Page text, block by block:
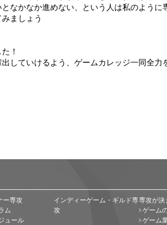
なかなか進めない、という人は私のよう
ましょう
！
していけるよう、ゲームカレッジ一同全力
ー専攻
ム
ュール
インディーゲーム・ギルド専
攻
専攻が決
ゲーム
ゲーム